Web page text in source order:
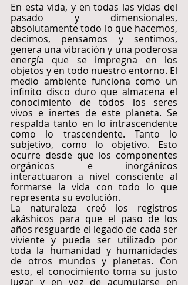
En esta vida, y en todas las vidas del
pasado y dimensionales,
absolutamente todo lo que hacemos,
decimos, pensamos y sentimos,
genera una vibración y una poderosa
energía que se impregna en los
objetos y en todo nuestro entorno. El
medio ambiente funciona como un
infinito disco duro que almacena el
conocimiento de todos los seres
vivos e inertes de este planeta. Se
respalda tanto en lo intrascendente
como lo trascendente. Tanto lo
subjetivo, como lo objetivo. Esto
ocurre desde que los componentes
orgánicos e inorgánicos
interactuaron a nivel consciente al
formarse la vida con todo lo que
representa su evolución.
La naturaleza creó los registros
akáshicos para que el paso de los
años resguarde el legado de cada ser
viviente y pueda ser utilizado por
toda la humanidad y humanidades
de otros mundos y planetas. Con
esto, el conocimiento toma su justo
lugar y en vez de acumularse en